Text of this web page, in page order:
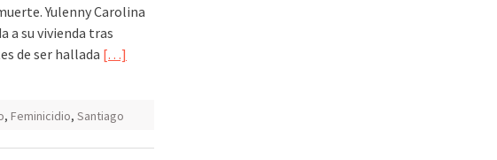
Yulenny Carolina
a su vivienda tras
de ser hallada […]
, Feminicidio, Santiago